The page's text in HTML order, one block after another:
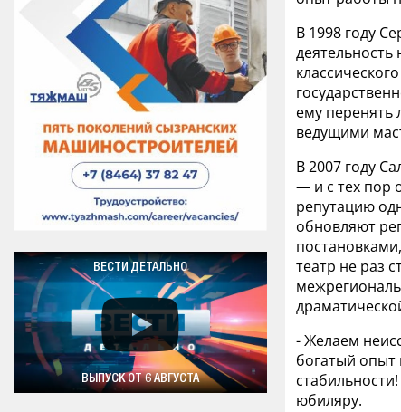
ВЕСТИ ДЕТАЛЬНО
ВЫПУСК ОТ 6 АВГУСТА
В 1998 году
ему перенять
ведущими
В 2007 году
— и с тех пор
репутацию
обновляют
театр не раз
- Желаем
богатый опыт
юбиляру.